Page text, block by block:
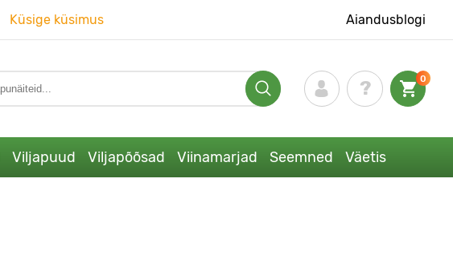
Küsige küsimus Aiandusblogi
0
Viljapuud Viljapõõsad Viinamarjad Seemned Väetis